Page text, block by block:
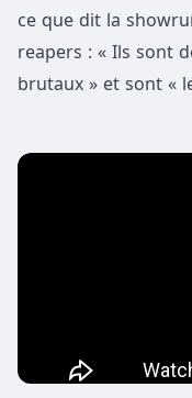
ce que dit la
reapers : « Ils sont
brutaux » et sont «